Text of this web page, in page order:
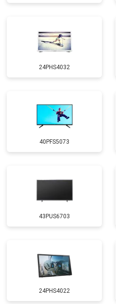
24PHS4032
40PFS5073
43PUS6703
24PHS4022